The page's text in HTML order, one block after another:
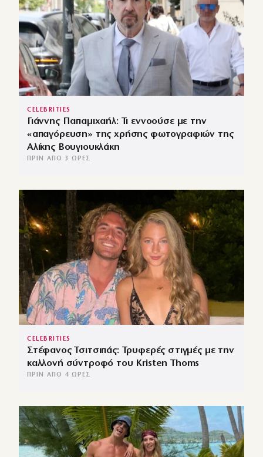
CELEBRITIES
Γιάννης Παπαμιχαήλ: Τι εννοούσε με την
«απαγόρευση» της χρήσης φωτογραφιών της
Αλίκης Βουγιουκλάκη
ΠΡΙΝ ΑΠΌ 3 ΏΡΕΣ
CELEBRITIES
Στέφανος Τσιτσιπάς: Τρυφερές στιγμές με την
καλλονή σύντροφό του Kristen Thoms
ΠΡΙΝ ΑΠΌ 4 ΏΡΕΣ